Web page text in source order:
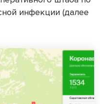
инфекции (далее